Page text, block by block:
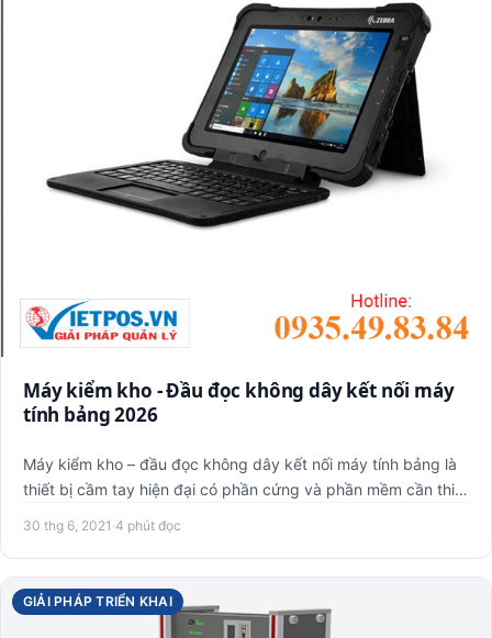
Máy kiểm kho - Đầu đọc không dây kết nối máy
tính bảng 2026
Máy kiểm kho – đầu đọc không dây kết nối máy tính bảng là
thiết bị cầm tay hiện đại có phần cứng và phần mềm cần thiết
30 thg 6, 2021 ·4 phút đọc
GIẢI PHÁP TRIỂN KHAI